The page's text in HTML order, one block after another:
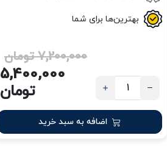
بهترین‌ها برای شما
7,200,000 تومان
5,400,000
تومان
اضافه به سبد خرید